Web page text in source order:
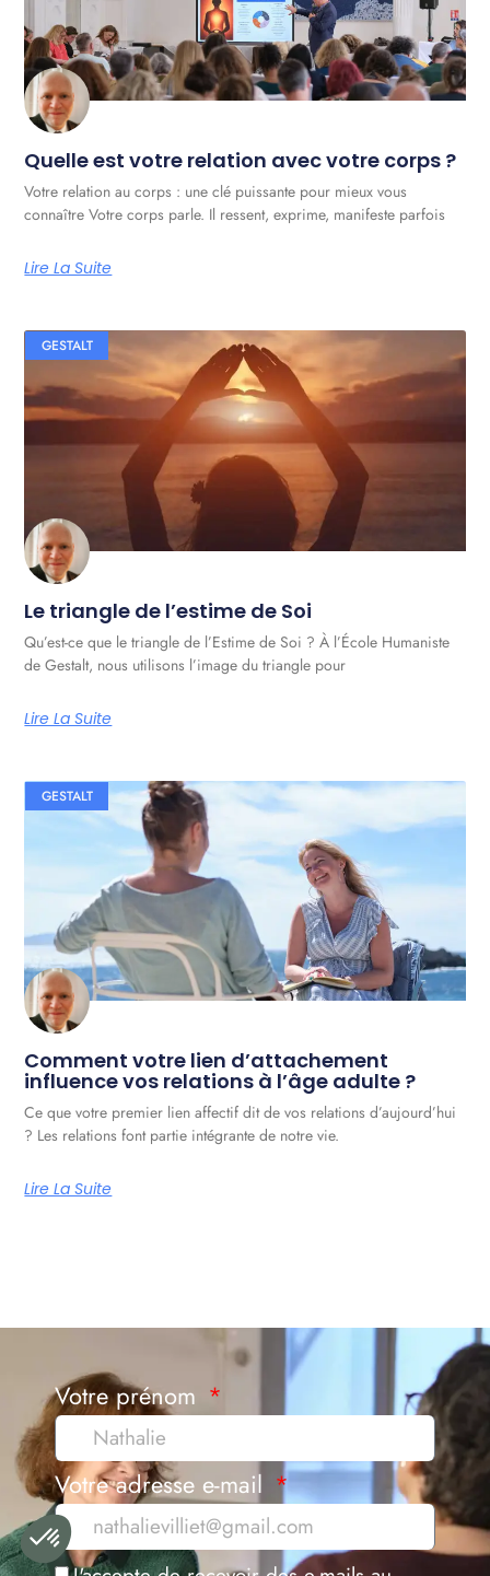
Quelle est votre relation avec votre corps ?
Votre relation au corps : une clé puissante pour mieux vous
connaître Votre corps parle. Il ressent, exprime, manifeste parfois
Lire La Suite
GESTALT
Le triangle de l’estime de Soi
Qu’est-ce que le triangle de l’Estime de Soi ? À l’École Humaniste
de Gestalt, nous utilisons l’image du triangle pour
Lire La Suite
GESTALT
Comment votre lien d’attachement
influence vos relations à l’âge adulte ?
Ce que votre premier lien affectif dit de vos relations d’aujourd’hui
? Les relations font partie intégrante de notre vie.
Lire La Suite
Votre prénom
Votre adresse e-mail